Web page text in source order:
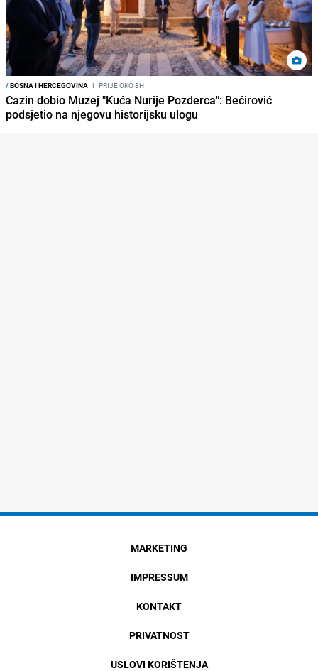
/BOSNA I HERCEGOVINA I PRIJE OKO 8H
Cazin dobio Muzej "Kuća Nurije Pozderca": Bećirović
podsjetio na njegovu historijsku ulogu
MARKETING
IMPRESSUM
KONTAKT
PRIVATNOST
USLOVI KORIŠTENJA